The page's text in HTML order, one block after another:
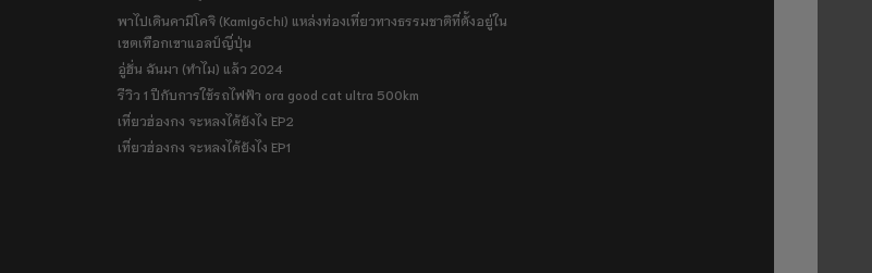
พาไปเดินคามิโคจิ (Kamigōchi) แหล่งท่องเที่ยวทางธรรมชาติที่ตั้งอยู่ใน
เขตเทือกเขาแอลป์ญี่ปุ่น
อู่ฮั่น ฉันมา (ทำไม) แล้ว 2024
รีวิว 1 ปีกับการใช้รถไฟฟ้า ora good cat ultra 500km
เที่ยวฮ่องกง จะหลงได้ยังไง EP2
เที่ยวฮ่องกง จะหลงได้ยังไง EP1